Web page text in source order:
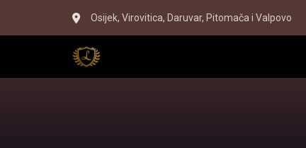
Osijek, Virovitica, Daruvar, Pitomača i Valpovo